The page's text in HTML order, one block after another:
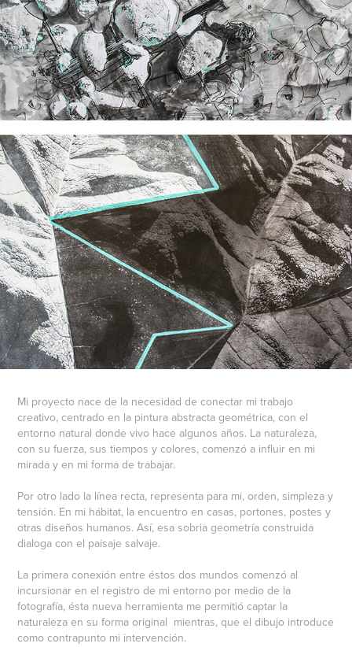
Mi proyecto nace de la necesidad de conectar mi trabajo
creativo, centrado en la pintura abstracta geométrica, con el
entorno natural donde vivo hace algunos años. La naturaleza,
con su fuerza, sus tiempos y colores, comenzó a influir en mi
mirada y en mi forma de trabajar.
Por otro lado la línea recta, representa para mi, orden, simpleza y
tensión. En mi hábitat, la encuentro en casas, portones, postes y
otras diseños humanos. Así, esa sobria geometría construida
dialoga con el paisaje salvaje.
La primera conexión entre éstos dos mundos comenzó al
incursionar en el registro de mi entorno por medio de la
fotografía, ésta nueva herramienta me permitió captar la
naturaleza en su forma original mientras, que el dibujo introduce
como contrapunto mi intervención.